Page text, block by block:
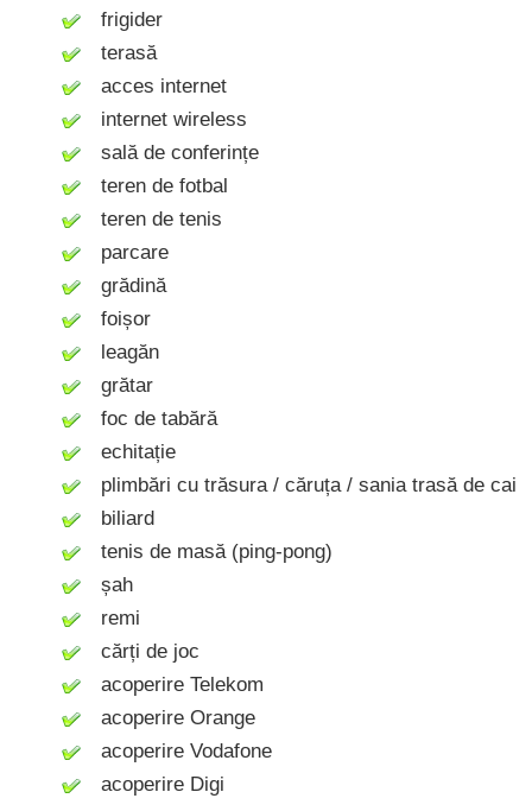
frigider
terasă
acces internet
internet wireless
sală de conferințe
teren de fotbal
teren de tenis
parcare
grădină
foișor
leagăn
grătar
foc de tabără
echitație
plimbări cu trăsura / căruța / sania trasă de cai
biliard
tenis de masă (ping-pong)
șah
remi
cărți de joc
acoperire Telekom
acoperire Orange
acoperire Vodafone
acoperire Digi